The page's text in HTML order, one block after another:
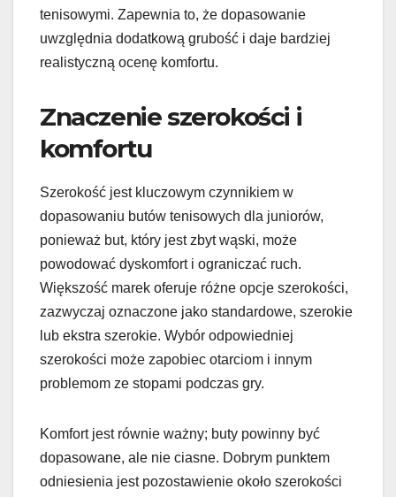
tenisowymi. Zapewnia to, że dopasowanie
uwzględnia dodatkową grubość i daje bardziej
realistyczną ocenę komfortu.
Znaczenie szerokości i
komfortu
Szerokość jest kluczowym czynnikiem w
dopasowaniu butów tenisowych dla juniorów,
ponieważ but, który jest zbyt wąski, może
powodować dyskomfort i ograniczać ruch.
Większość marek oferuje różne opcje szerokości,
zazwyczaj oznaczone jako standardowe, szerokie
lub ekstra szerokie. Wybór odpowiedniej
szerokości może zapobiec otarciom i innym
problemom ze stopami podczas gry.
Komfort jest równie ważny; buty powinny być
dopasowane, ale nie ciasne. Dobrym punktem
odniesienia jest pozostawienie około szerokości